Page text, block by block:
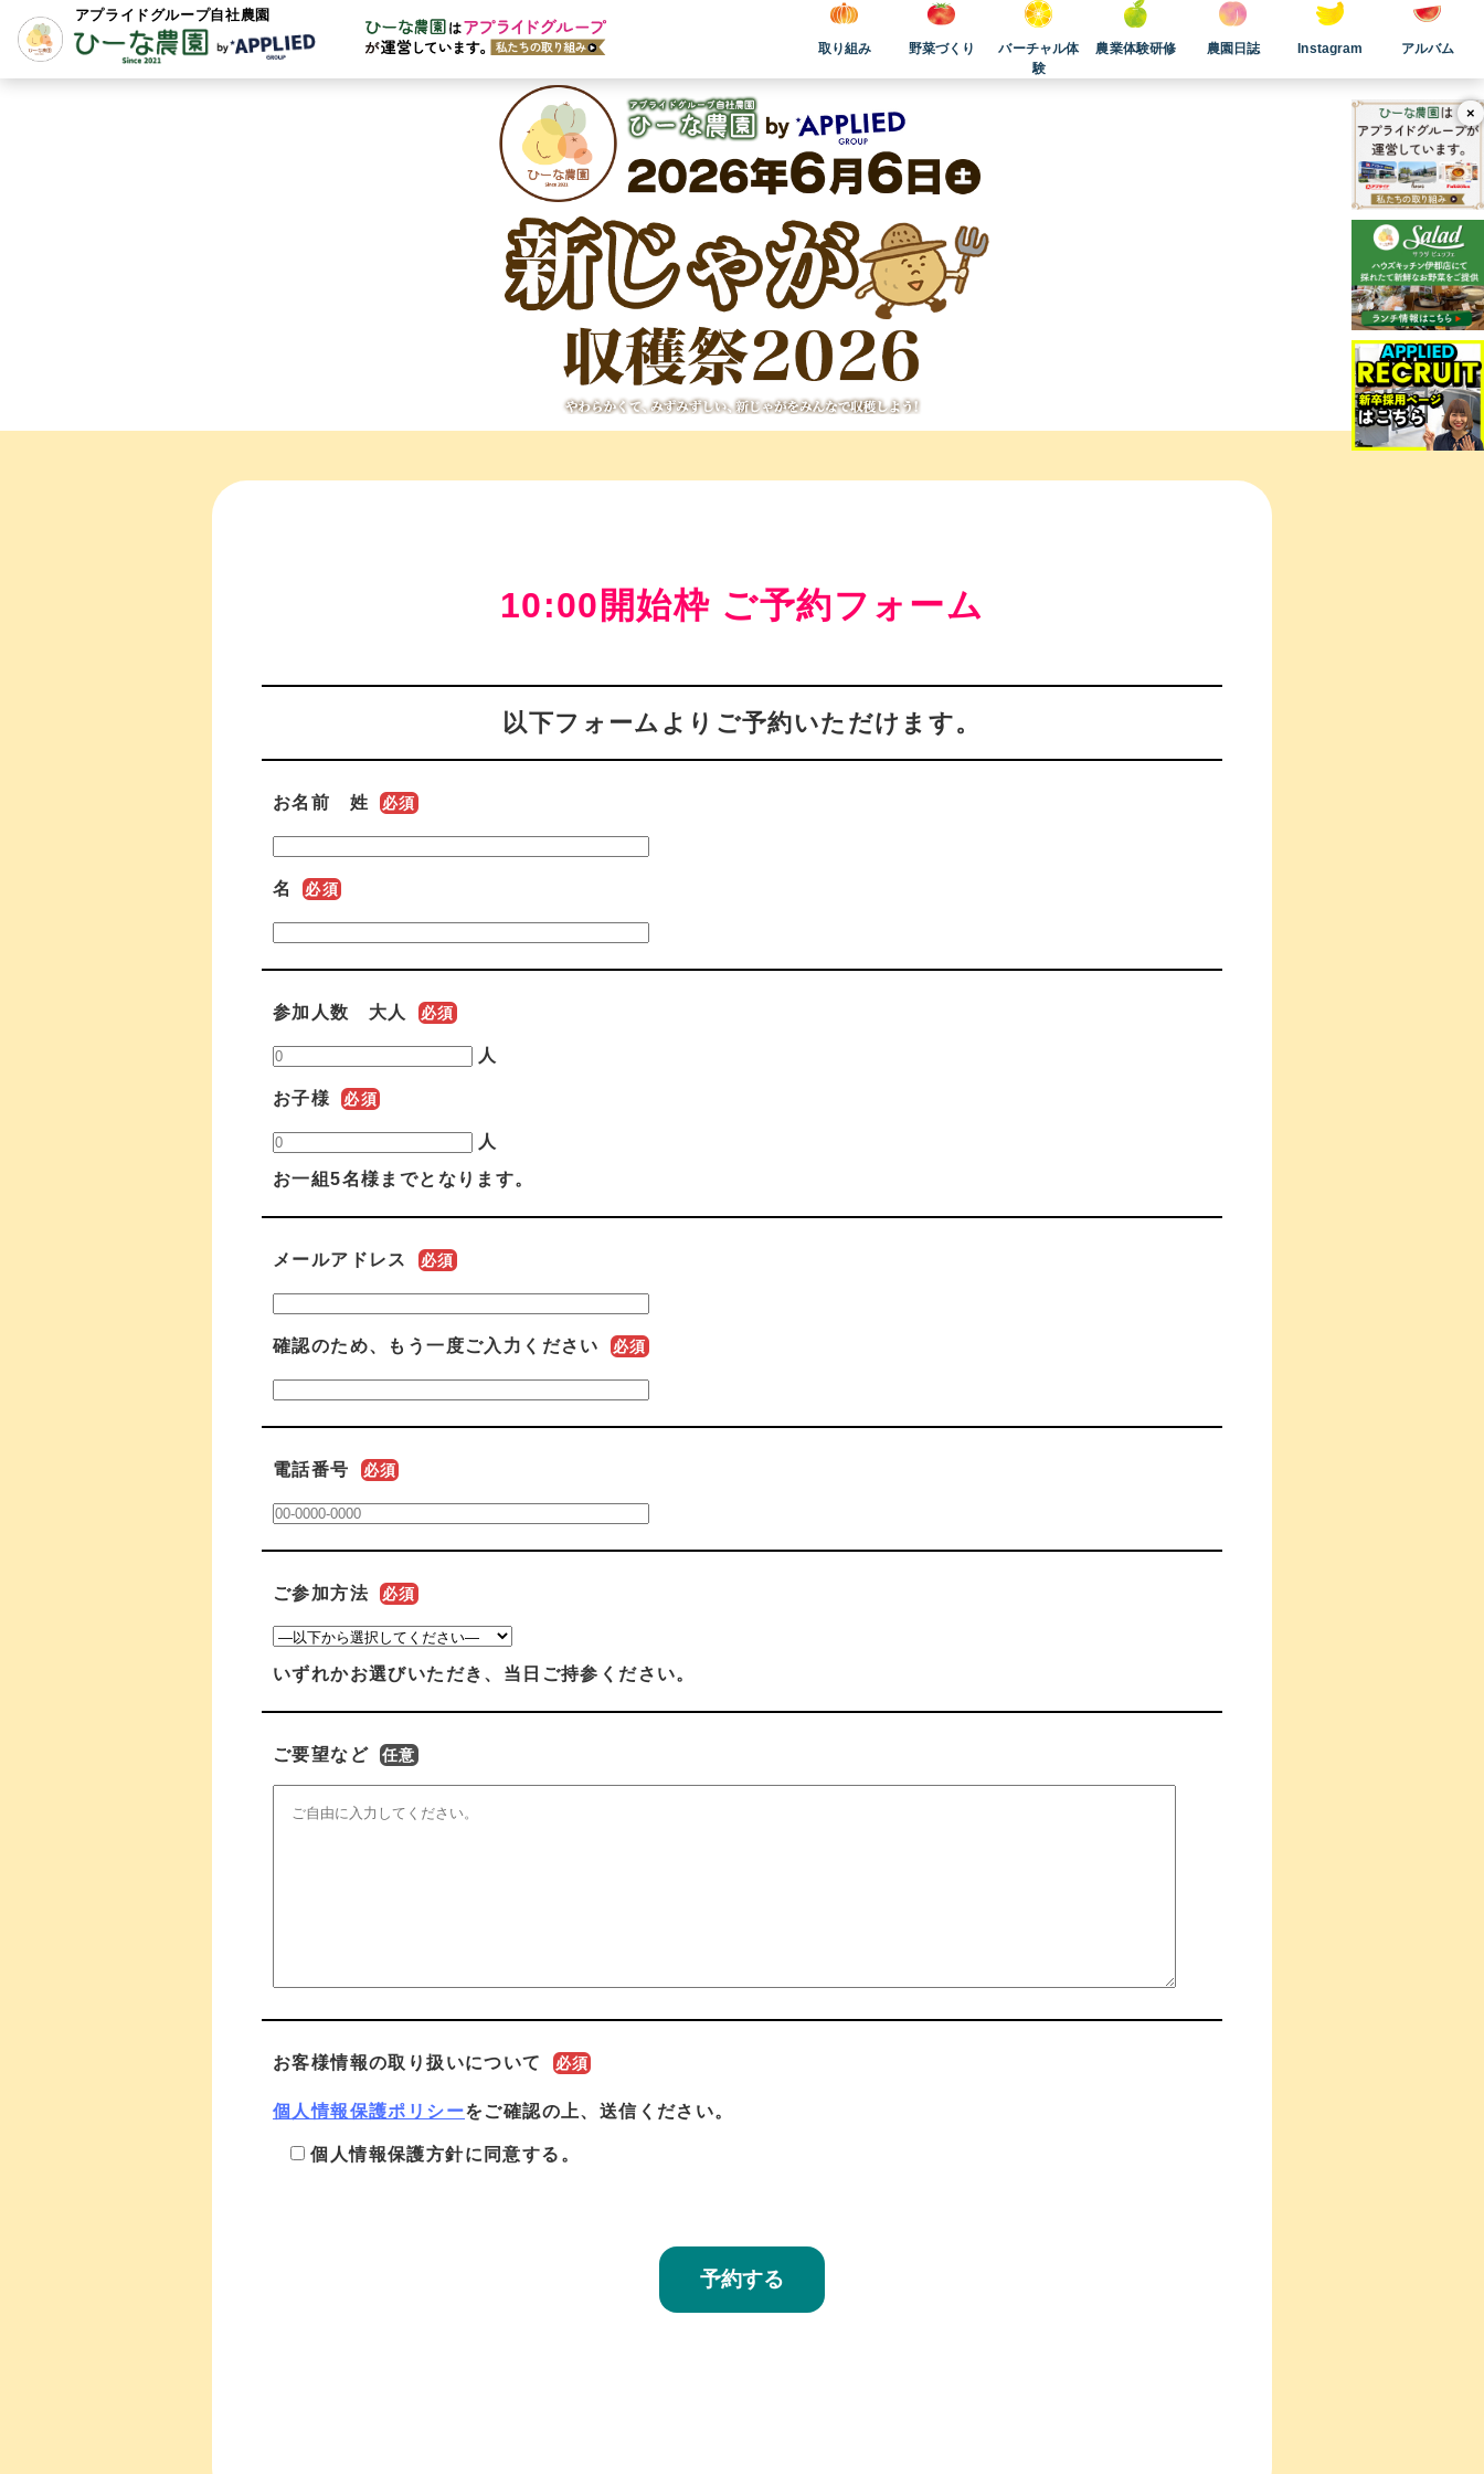
アプライドグループ自社農園
取り組み 野菜づくり
バーチャル体
験
農業体験研修 農園日誌 Instagram アルバム
×
10:00開始枠 ご予約フォーム
以下フォームよりご予約いただけます。
お名前 姓 必須
名 必須
参加人数 大人 必須
人
お子様 必須
人
お一組5名様までとなります。
メールアドレス 必須
確認のため、もう一度ご入力ください 必須
電話番号 必須
ご参加方法 必須
いずれかお選びいただき、当日ご持参ください。
ご要望など 任意
お客様情報の取り扱いについて 必須
個人情報保護ポリシーをご確認の上、送信ください。
個人情報保護方針に同意する。